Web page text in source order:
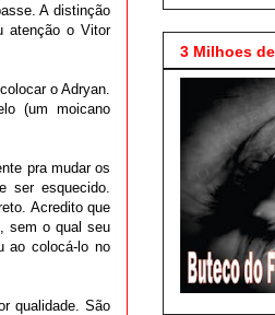
A distinção
atenção o Vitor
o Adryan.
(um moicano
pra mudar os
ser esquecido.
Acredito que
sem o qual seu
ao colocá-lo no
qualidade. São
3 Milhoes